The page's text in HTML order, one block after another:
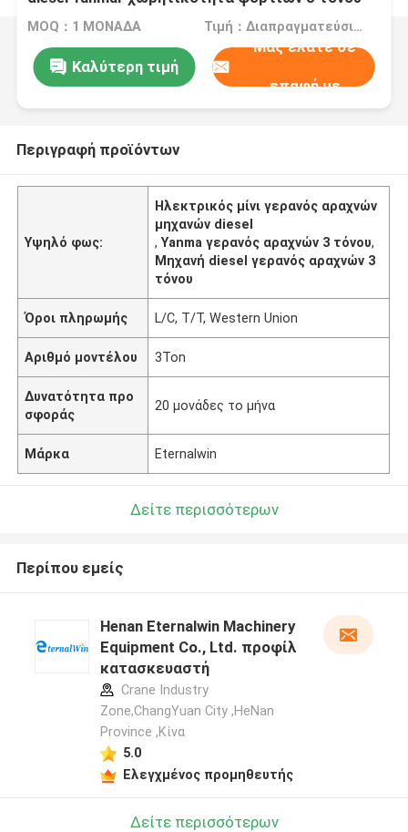
MOQ：1 ΜΟΝΑΔΑ Τιμή：Διαπραγματεύσιμα
Καλύτερη τιμή
Μας ελάτε σε
επαφή με
Περιγραφή προϊόντων
Υψηλό φως:
Ηλεκτρικός μίνι γερανός αραχνών
μηχανών diesel
,Yanma γερανός αραχνών 3 τόνου,
Μηχανή diesel γερανός αραχνών 3
τόνου
Όροι πληρωμής L/C, T/T, Western Union
Αριθμό μοντέλου 3Ton
Δυνατότητα προ
σφοράς
20 μονάδες το μήνα
Μάρκα Eternalwin
Δείτε περισσότερων
Περίπου εμείς
Henan Eternalwin Machinery
Equipment Co., Ltd. προφίλ
κατασκευαστή
Crane Industry
Zone,ChangYuan City ,HeNan
Province ,Κίνα
5.0
Ελεγχμένος προμηθευτής
Δείτε περισσότερων